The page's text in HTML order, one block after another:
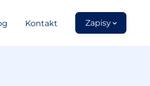
Kontakt Zapisy